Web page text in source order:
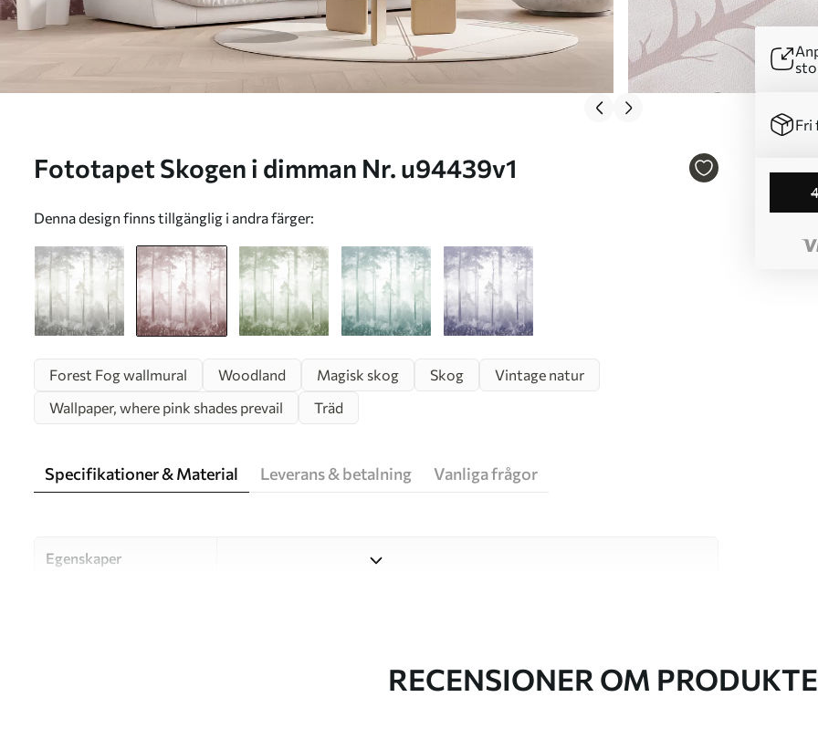
Fototapet Skogen i dimman Nr. u94439v1
Denna design finns tillgänglig i andra färger:
Fri
Forest Fog wallmural Woodland Magisk skog Skog
Vintage natur
Wallpaper, where pink shades prevail
Träd
Specifikationer & Material Leverans & betalning Vanliga frågor
Egenskaper
RECENSIONER OM